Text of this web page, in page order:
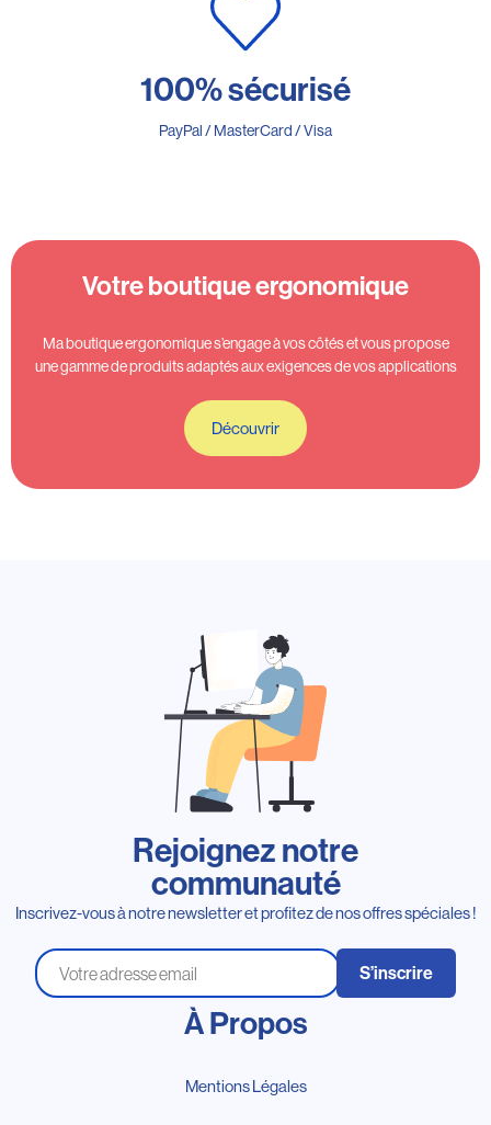
100% sécurisé
PayPal / MasterCard / Visa
Votre boutique ergonomique
Ma boutique ergonomique s’engage à vos côtés et vous propose
une gamme de produits adaptés aux exigences de vos applications
Découvrir
Rejoignez notre
communauté
Inscrivez-vous à notre newsletter et profitez de nos offres spéciales !
S’inscrire
À Propos
Mentions Légales